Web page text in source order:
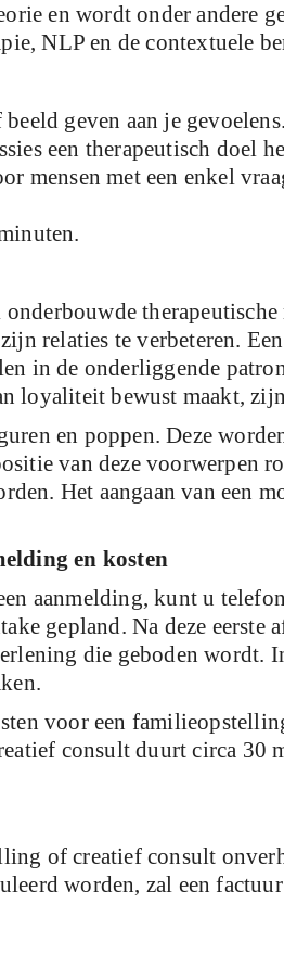
en wordt onder andere
NLP en de contextuele
geven aan je gevoelens.
een therapeutisch doel
mensen met een enkel
relaties te verbeteren.
in de onderliggende
loyaliteit bewust maakt,
en poppen. Deze
van deze voorwerpen
Het aangaan van een
en kosten
aanmelding, kunt u
gepland. Na deze
die geboden wordt.
voor een
consult duurt circa 30
of creatief consult
worden, zal een